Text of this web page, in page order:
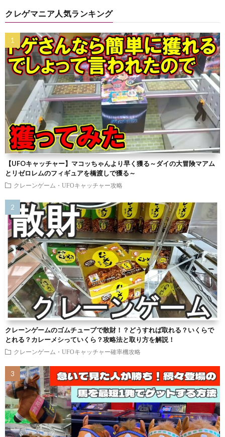
クレゲマニア人気ランキング
【UFOキャッチャー】マコッちゃんより早く獲る～ダイの大冒険マアム
とリゼロレムのフィギュアを橋渡しで獲る～
クレーンゲーム・UFOキャッチャー攻略
クレーンゲームのゴムチューブで散財！？どうすれば取れる？いくらで
とれる？カレーメシっていくら？攻略法と取り方を解説！
クレーンゲーム・UFOキャッチャー確率機攻略